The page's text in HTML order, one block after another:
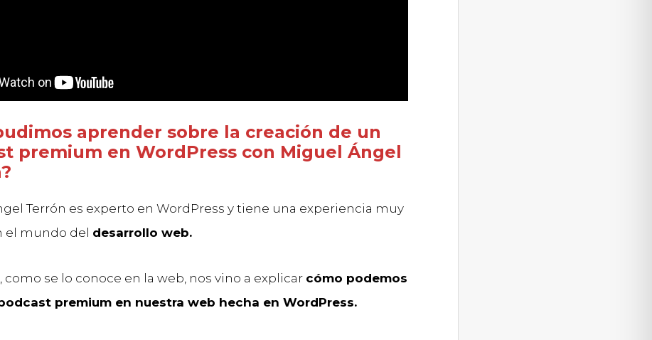
aprender sobre la creación de un
premium en WordPress con Miguel Ángel
Terrón es experto en WordPress y tiene una experiencia muy
el mundo del desarrollo web.
, como se lo conoce en la web, nos vino a explicar cómo podemos
premium en nuestra web hecha en WordPress.